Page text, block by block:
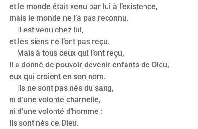
et le monde était venu par lui à l’existence,
mais le monde ne l’a pas reconnu.
Il est venu chez lui,
et les siens ne l’ont pas reçu.
Mais à tous ceux qui l’ont reçu,
il a donné de pouvoir devenir enfants de Dieu,
eux qui croient en son nom.
Ils ne sont pas nés du sang,
ni d’une volonté charnelle,
ni d’une volonté d’homme :
ils sont nés de Dieu.